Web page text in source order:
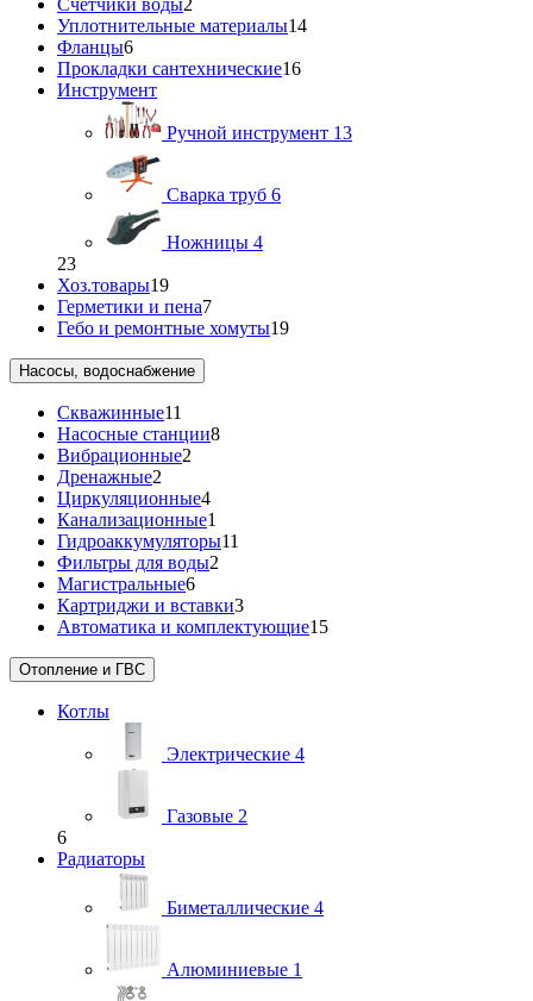
Счетчики воды2
Уплотнительные материалы14
Фланцы6
Прокладки сантехнические16
Инструмент
Ручной инструмент 13
Сварка труб 6
Ножницы 4
23
Хоз.товары19
Герметики и пена7
Гебо и ремонтные хомуты19
Насосы, водоснабжение
Скважинные11
Насосные станции8
Вибрационные2
Дренажные2
Циркуляционные4
Канализационные1
Гидроаккумуляторы11
Фильтры для воды2
Магистральные6
Картриджи и вставки3
Автоматика и комплектующие15
Отопление и ГВС
Котлы
Электрические 4
Газовые 2
6
Радиаторы
Биметаллические 4
Алюминиевые 1